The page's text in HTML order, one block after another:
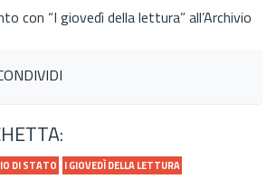
con “I giovedì della lettura” all’Archivio
DI STATO I GIOVEDÌ DELLA LETTURA